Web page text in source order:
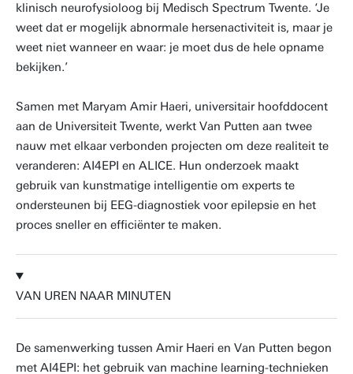
klinisch neurofysioloog bij Medisch Spectrum Twente. ‘Je
weet dat er mogelijk abnormale hersenactiviteit is, maar je
weet niet wanneer en waar: je moet dus de hele opname
bekijken.’
Samen met Maryam Amir Haeri, universitair hoofddocent
aan de Universiteit Twente, werkt Van Putten aan twee
nauw met elkaar verbonden projecten om deze realiteit te
veranderen: AI4EPI en ALICE. Hun onderzoek maakt
gebruik van kunstmatige intelligentie om experts te
ondersteunen bij EEG-diagnostiek voor epilepsie en het
proces sneller en efficiënter te maken.
VAN UREN NAAR MINUTEN
De samenwerking tussen Amir Haeri en Van Putten begon
met AI4EPI: het gebruik van machine learning-technieken